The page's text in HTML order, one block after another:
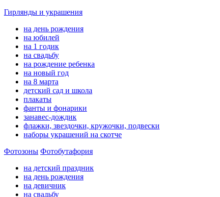
Гирлянды и украшения
на день рождения
на юбилей
на 1 годик
на свадьбу
на рождение ребенка
на новый год
на 8 марта
детский сад и школа
плакаты
фанты и фонарики
занавес-дождик
флажки, звездочки, кружочки, подвески
наборы украшений на скотче
Фотозоны Фотобутафория
на детский праздник
на день рождения
на девичник
на свадьбу